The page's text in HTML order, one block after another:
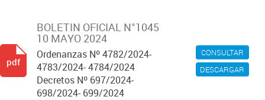
CONSULTAR
DESCARGAR
BOLETIN OFICIAL N°1045
10 MAYO 2024
Ordenanzas Nº 4782/2024-
4783/2024- 4784/2024
Decretos Nº 697/2024-
698/2024- 699/2024
pdf